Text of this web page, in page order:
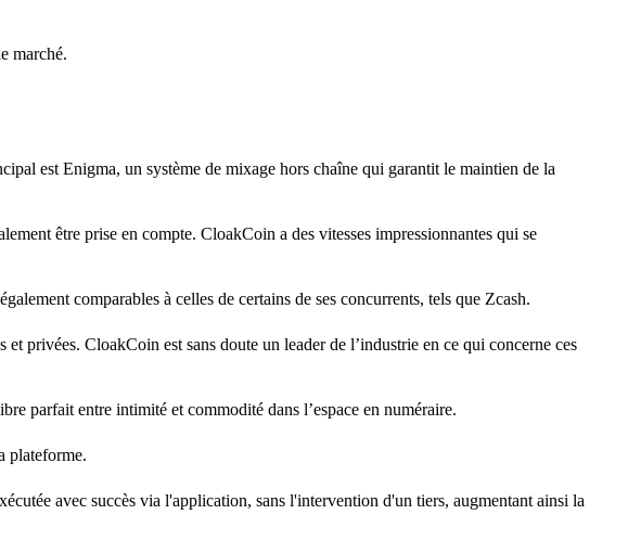
marché.
est Enigma, un système de mixage hors chaîne qui garantit le maintien de la
être prise en compte. CloakCoin a des vitesses impressionnantes qui se
comparables à celles de certains de ses concurrents, tels que Zcash.
privées. CloakCoin est sans doute un leader de l’industrie en ce qui concerne ces
parfait entre intimité et commodité dans l’espace en numéraire.
plateforme.
avec succès via l'application, sans l'intervention d'un tiers, augmentant ainsi la